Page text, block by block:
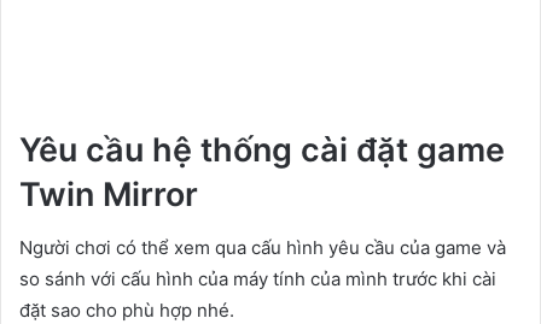
Yêu cầu hệ thống cài đặt game
Twin Mirror
Người chơi có thể xem qua cấu hình yêu cầu của game và
so sánh với cấu hình của máy tính của mình trước khi cài
đặt sao cho phù hợp nhé.